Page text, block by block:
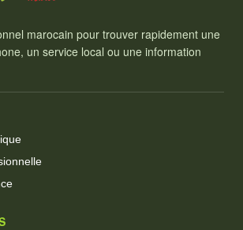
marocain pour trouver rapidement une
un service local ou une information